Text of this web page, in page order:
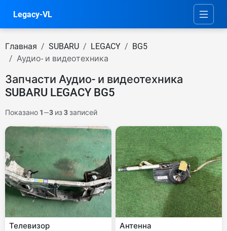
Legacy-VL
Главная SUBARU LEGACY
BG5
Аудио- и видеотехника
Запчасти Аудио- и видеотехника
SUBARU LEGACY BG5
Показано 1—3 из3записей
Телевизор Антенна